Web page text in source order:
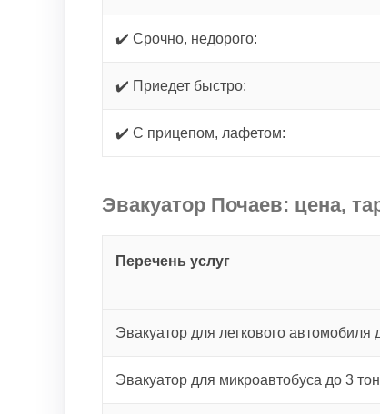
✔️ Срочно, недорого:
✔️ Приедет быстро:
✔️ С прицепом, лафетом:
Эвакуатор Почаев: цена,
Перечень услуг
Эвакуатор для легкового автомобиля
Эвакуатор для микроавтобуса до 3